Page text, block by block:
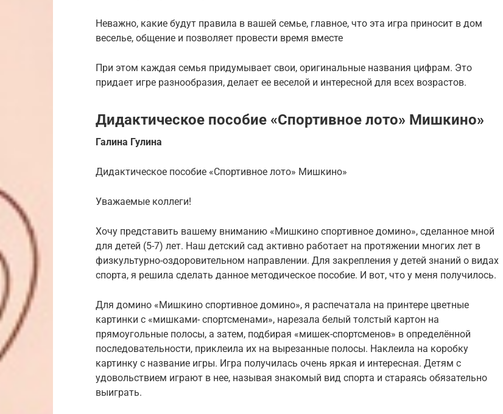
Неважно, какие будут правила в вашей семье, главное, что эта игра приносит в дом
веселье, общение и позволяет провести время вместе
При этом каждая семья придумывает свои, оригинальные названия цифрам. Это
придает игре разнообразия, делает ее веселой и интересной для всех возрастов.
Дидактическое пособие «Спортивное лото» Мишкино»
Галина Гулина
Дидактическое пособие «Спортивное лото» Мишкино»
Уважаемые коллеги!
Хочу представить вашему вниманию «Мишкино спортивное домино», сделанное мной
для детей (5-7) лет. Наш детский сад активно работает на протяжении многих лет в
физкультурно-оздоровительном направлении. Для закрепления у детей знаний о видах
спорта, я решила сделать данное методическое пособие. И вот, что у меня получилось.
Для домино «Мишкино спортивное домино», я распечатала на принтере цветные
картинки с «мишками- спортсменами», нарезала белый толстый картон на
прямоугольные полосы, а затем, подбирая «мишек-спортсменов» в определённой
последовательности, приклеила их на вырезанные полосы. Наклеила на коробку
картинку с название игры. Игра получилась очень яркая и интересная. Детям с
удовольствием играют в нее, называя знакомый вид спорта и стараясь обязательно
выиграть.